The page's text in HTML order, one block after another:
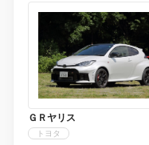
ＧＲヤリス
トヨタ